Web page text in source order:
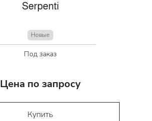
Serpenti
Новые
Под заказ
Цена по запросу
Купить